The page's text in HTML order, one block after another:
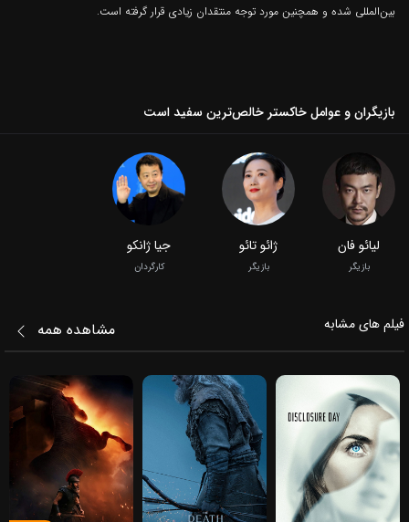
بین‌المللی شده‌ و همچنین مورد توجه منتقدان زیادی قرار گرفته‌ است.
بازیگران و عوامل خاکستر خالص‌ترین سفید است
لیائو فان
بازیگر
ژائو تائو
بازیگر
جیا ژانکو
کارگردان
فیلم‌ های مشابه مشاهده همه